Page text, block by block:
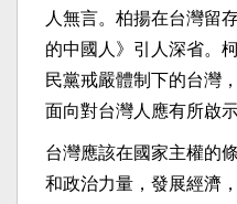
人無言。柏揚在台灣留
的中國人》引人深省。
民黨戒嚴體制下的台灣
面向對台灣人應有所啟示
台灣應該在國家主權的
和政治力量，發展經濟